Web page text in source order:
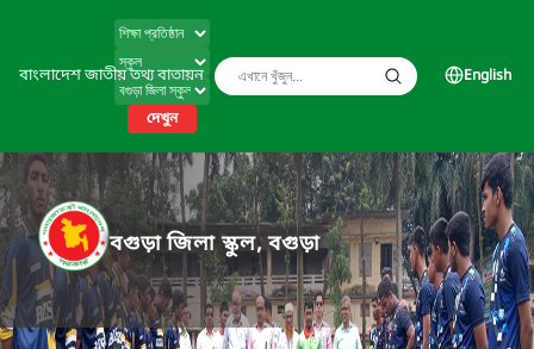
বাংলাদেশ জাতীয় তথ্য বাতায়ন
দেখুন
English
বগুড়া জিলা স্কুল, বগুড়া